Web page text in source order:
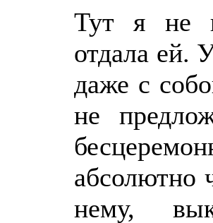
Тут я не
отдала ей.
даже с
не
абсолютно
нему,